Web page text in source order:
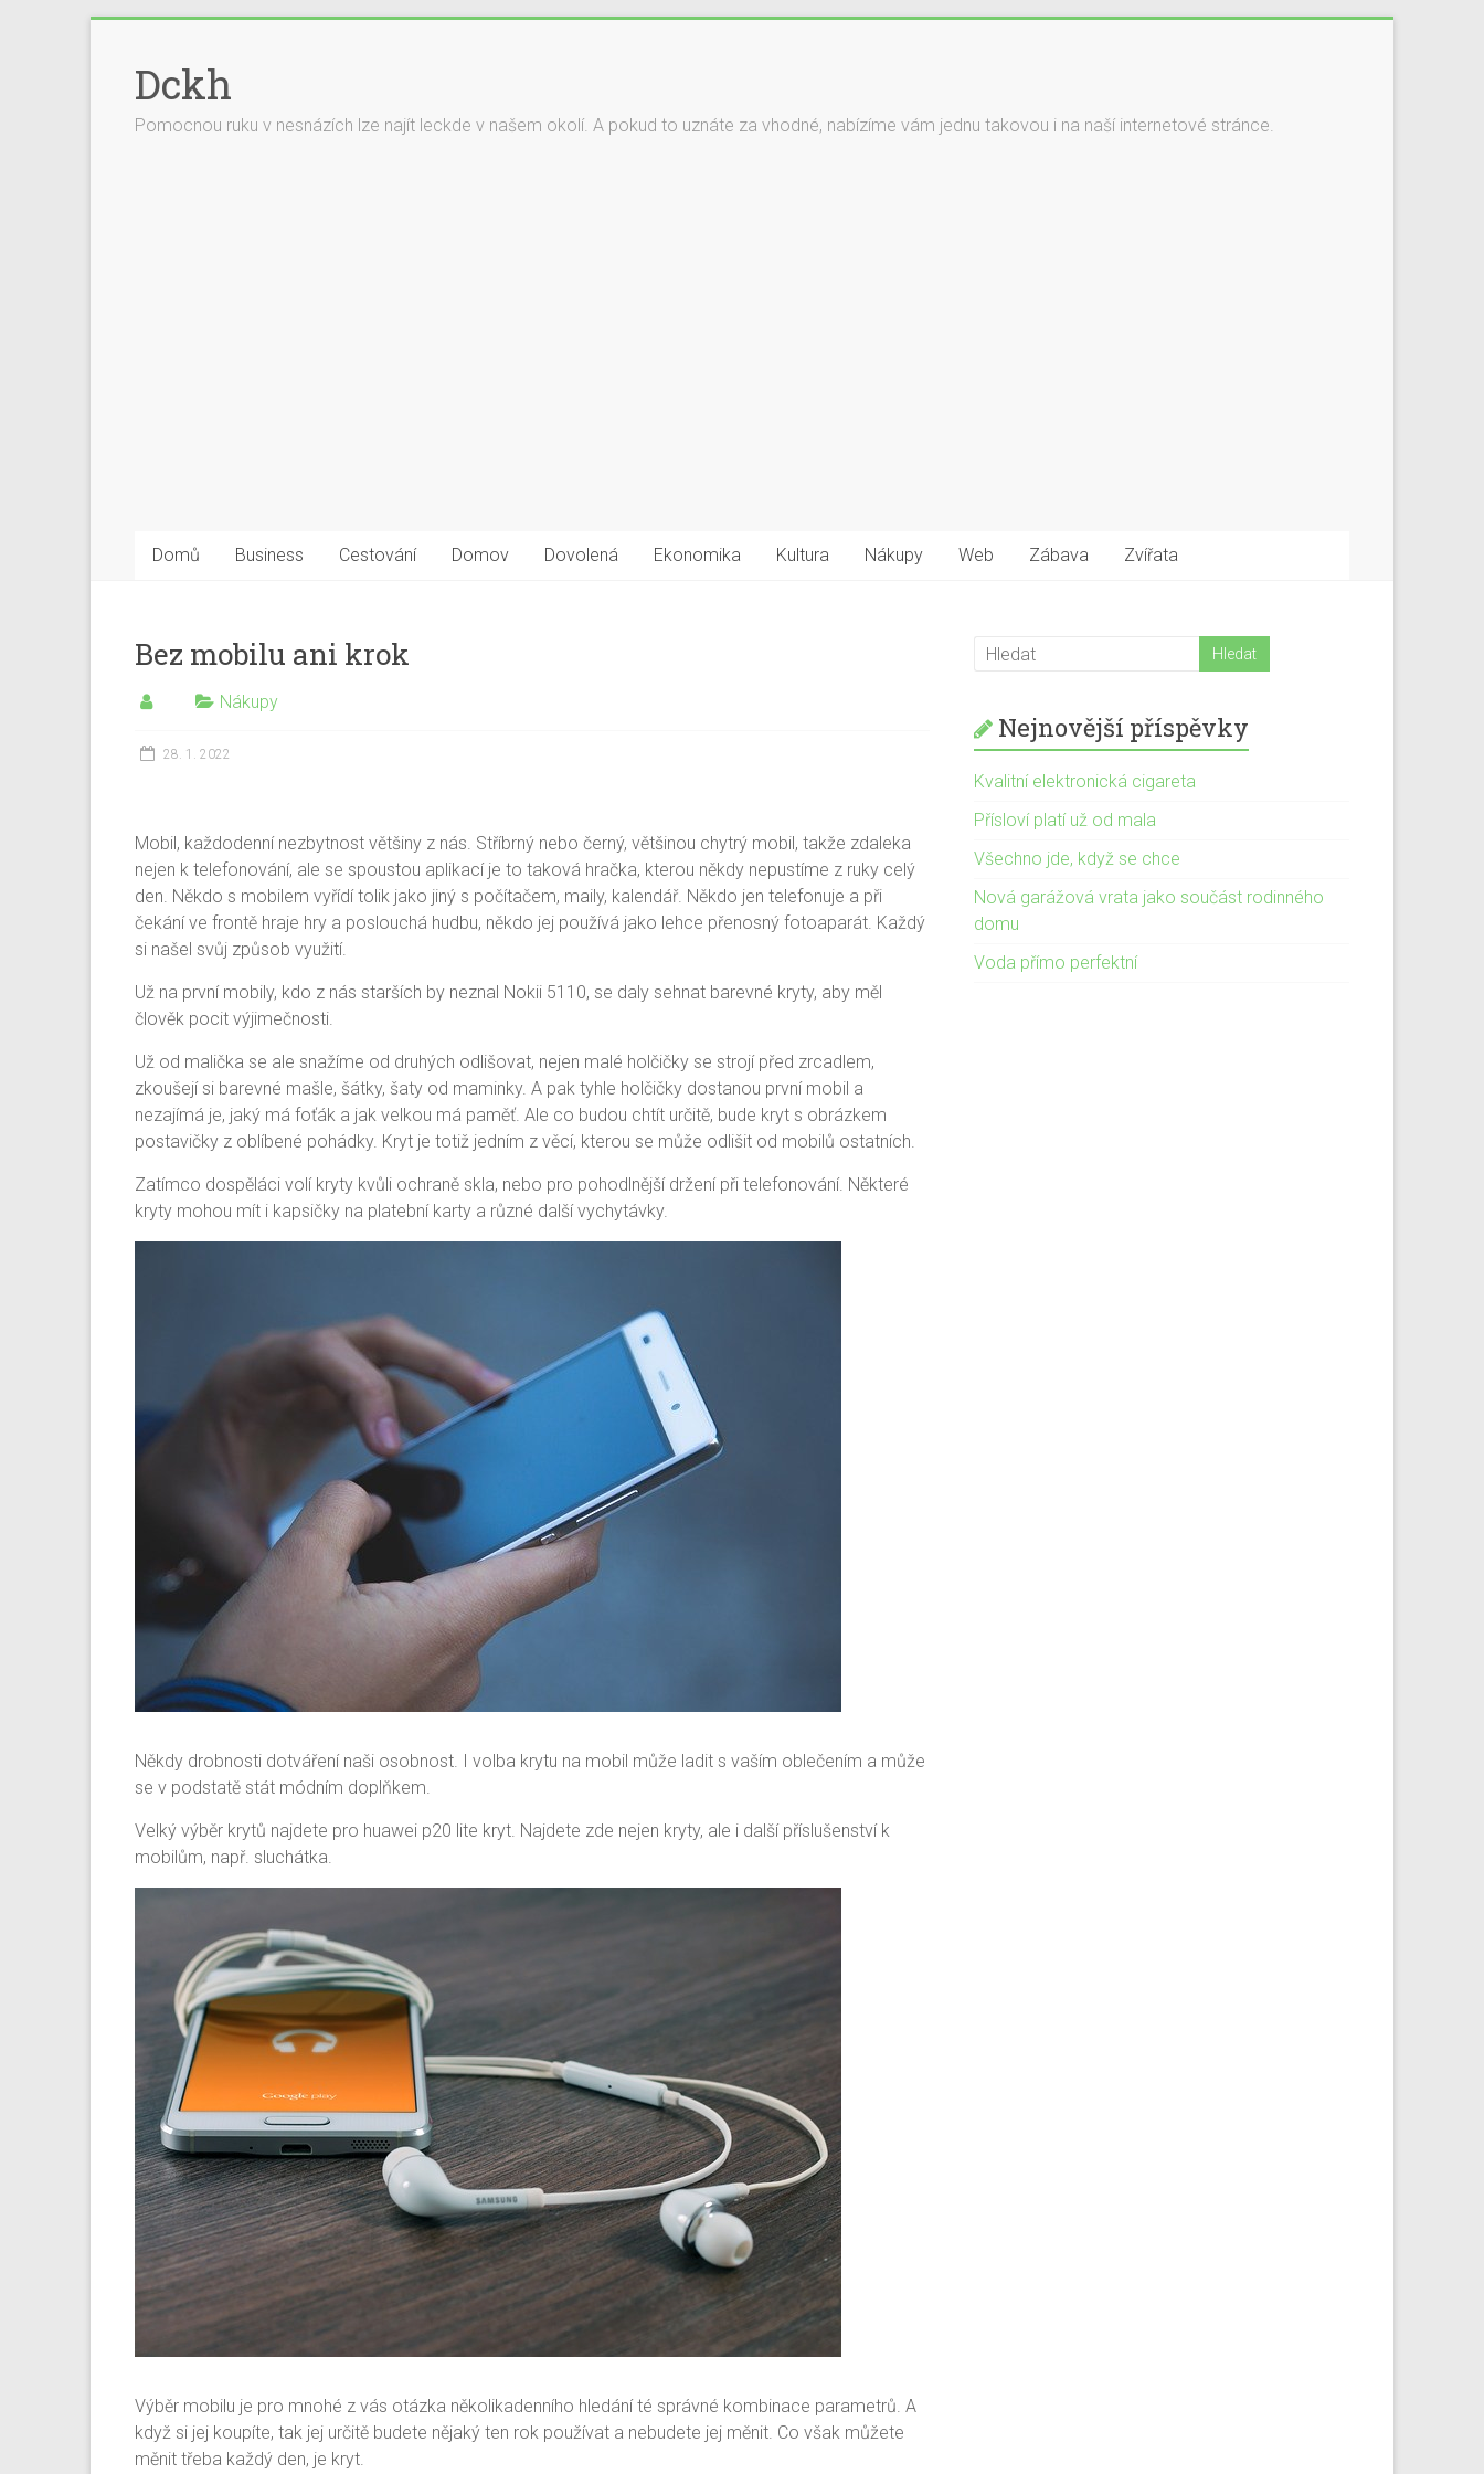
Dckh
Pomocnou ruku v nesnázích lze najít leckde v našem okolí. A pokud to uznáte za vhodné, nabízíme vám jednu takovou i na naší internetové stránce.
Domů Business Cestování Domov Dovolená Ekonomika Kultura Nákupy Web Zábava Zvířata
Bez mobilu ani krok
Nákupy
28. 1. 2022
Mobil, každodenní nezbytnost většiny z nás. Stříbrný nebo černý, většinou chytrý mobil, takže zdaleka
nejen k telefonování, ale se spoustou aplikací je to taková hračka, kterou někdy nepustíme z ruky celý
den. Někdo s mobilem vyřídí tolik jako jiný s počítačem, maily, kalendář. Někdo jen telefonuje a při
čekání ve frontě hraje hry a poslouchá hudbu, někdo jej používá jako lehce přenosný fotoaparát. Každý
si našel svůj způsob využití.
Už na první mobily, kdo z nás starších by neznal Nokii 5110, se daly sehnat barevné kryty, aby měl
člověk pocit výjimečnosti.
Už od malička se ale snažíme od druhých odlišovat, nejen malé holčičky se strojí před zrcadlem,
zkoušejí si barevné mašle, šátky, šaty od maminky. A pak tyhle holčičky dostanou první mobil a
nezajímá je, jaký má foťák a jak velkou má paměť. Ale co budou chtít určitě, bude kryt s obrázkem
postavičky z oblíbené pohádky. Kryt je totiž jedním z věcí, kterou se může odlišit od mobilů ostatních.
Zatímco dospěláci volí kryty kvůli ochraně skla, nebo pro pohodlnější držení při telefonování. Některé
kryty mohou mít i kapsičky na platební karty a různé další vychytávky.
Někdy drobnosti dotváření naši osobnost. I volba krytu na mobil může ladit s vaším oblečením a může
se v podstatě stát módním doplňkem.
Velký výběr krytů najdete pro huawei p20 lite kryt. Najdete zde nejen kryty, ale i další příslušenství k
mobilům, např. sluchátka.
Výběr mobilu je pro mnohé z vás otázka několikadenního hledání té správné kombinace parametrů. A
když si jej koupíte, tak jej určitě budete nějaký ten rok používat a nebudete jej měnit. Co však můžete
měnit třeba každý den, je kryt.
Nejnovější příspěvky
Kvalitní elektronická cigareta
Přísloví platí už od mala
Všechno jde, když se chce
Nová garážová vrata jako součást rodinného
domu
Voda přímo perfektní